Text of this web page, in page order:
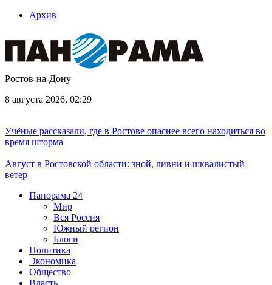
Архив
Ростов-на-Дону
8 августа 2026, 02:29
Учёные рассказали, где в Ростове опаснее всего находиться во
время шторма
Август в Ростовской области: зной, ливни и шквалистый
ветер
Панорама 24
Мир
Вся Россия
Южный регион
Блоги
Политика
Экономика
Общество
Власть